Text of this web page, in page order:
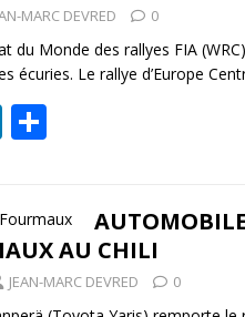
nMARC DEVRED 0
du Monde des rallyes FIA
écuries. Le rallye d’Europe
Li
e
dI
n
g
er
AU CHILI
JEAN-MARC DEVRED 0